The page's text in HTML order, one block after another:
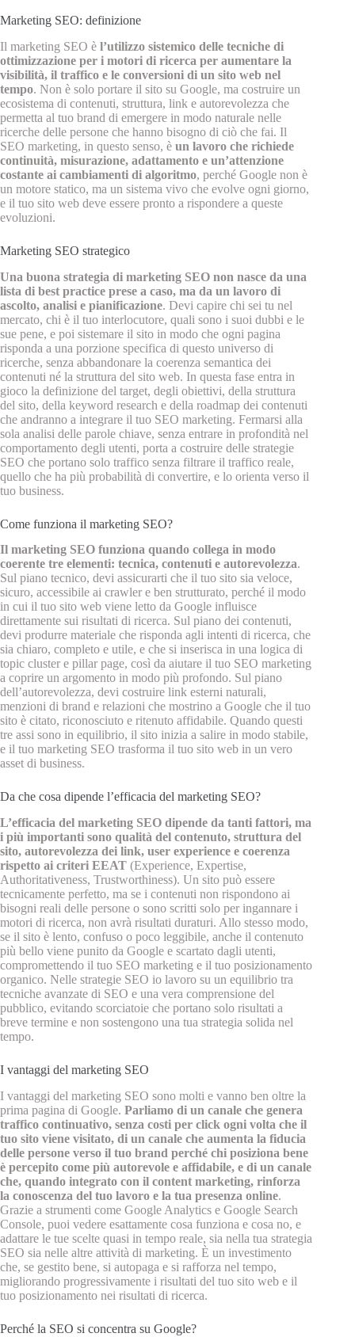
Marketing SEO: definizione
Il marketing SEO è l’utilizzo sistemico delle tecniche di
ottimizzazione per i motori di ricerca per aumentare la
visibilità, il traffico e le conversioni di un sito web nel
tempo. Non è solo portare il sito su Google, ma costruire un
ecosistema di contenuti, struttura, link e autorevolezza che
permetta al tuo brand di emergere in modo naturale nelle
ricerche delle persone che hanno bisogno di ciò che fai. Il
SEO marketing, in questo senso, è un lavoro che richiede
continuità, misurazione, adattamento e un’attenzione
costante ai cambiamenti di algoritmo, perché Google non è
un motore statico, ma un sistema vivo che evolve ogni giorno,
e il tuo sito web deve essere pronto a rispondere a queste
evoluzioni.
Marketing SEO strategico
Una buona strategia di marketing SEO non nasce da una
lista di best practice prese a caso, ma da un lavoro di
ascolto, analisi e pianificazione. Devi capire chi sei tu nel
mercato, chi è il tuo interlocutore, quali sono i suoi dubbi e le
sue pene, e poi sistemare il sito in modo che ogni pagina
risponda a una porzione specifica di questo universo di
ricerche, senza abbandonare la coerenza semantica dei
contenuti né la struttura del sito web. In questa fase entra in
gioco la definizione del target, degli obiettivi, della struttura
del sito, della keyword research e della roadmap dei contenuti
che andranno a integrare il tuo SEO marketing. Fermarsi alla
sola analisi delle parole chiave, senza entrare in profondità nel
comportamento degli utenti, porta a costruire delle strategie
SEO che portano solo traffico senza filtrare il traffico reale,
quello che ha più probabilità di convertire, e lo orienta verso il
tuo business.
Come funziona il marketing SEO?
Il marketing SEO funziona quando collega in modo
coerente tre elementi: tecnica, contenuti e autorevolezza.
Sul piano tecnico, devi assicurarti che il tuo sito sia veloce,
sicuro, accessibile ai crawler e ben strutturato, perché il modo
in cui il tuo sito web viene letto da Google influisce
direttamente sui risultati di ricerca. Sul piano dei contenuti,
devi produrre materiale che risponda agli intenti di ricerca, che
sia chiaro, completo e utile, e che si inserisca in una logica di
topic cluster e pillar page, così da aiutare il tuo SEO marketing
a coprire un argomento in modo più profondo. Sul piano
dell’autorevolezza, devi costruire link esterni naturali,
menzioni di brand e relazioni che mostrino a Google che il tuo
sito è citato, riconosciuto e ritenuto affidabile. Quando questi
tre assi sono in equilibrio, il sito inizia a salire in modo stabile,
e il tuo marketing SEO trasforma il tuo sito web in un vero
asset di business.
Da che cosa dipende l’efficacia del marketing SEO?
L’efficacia del marketing SEO dipende da tanti fattori, ma
i più importanti sono qualità del contenuto, struttura del
sito, autorevolezza dei link, user experience e coerenza
rispetto ai criteri EEAT (Experience, Expertise,
Authoritativeness, Trustworthiness). Un sito può essere
tecnicamente perfetto, ma se i contenuti non rispondono ai
bisogni reali delle persone o sono scritti solo per ingannare i
motori di ricerca, non avrà risultati duraturi. Allo stesso modo,
se il sito è lento, confuso o poco leggibile, anche il contenuto
più bello viene punito da Google e scartato dagli utenti,
compromettendo il tuo SEO marketing e il tuo posizionamento
organico. Nelle strategie SEO io lavoro su un equilibrio tra
tecniche avanzate di SEO e una vera comprensione del
pubblico, evitando scorciatoie che portano solo risultati a
breve termine e non sostengono una tua strategia solida nel
tempo.
I vantaggi del marketing SEO
I vantaggi del marketing SEO sono molti e vanno ben oltre la
prima pagina di Google. Parliamo di un canale che genera
traffico continuativo, senza costi per click ogni volta che il
tuo sito viene visitato, di un canale che aumenta la fiducia
delle persone verso il tuo brand perché chi posiziona bene
è percepito come più autorevole e affidabile, e di un canale
che, quando integrato con il content marketing, rinforza
la conoscenza del tuo lavoro e la tua presenza online.
Grazie a strumenti come Google Analytics e Google Search
Console, puoi vedere esattamente cosa funziona e cosa no, e
adattare le tue scelte quasi in tempo reale, sia nella tua strategia
SEO sia nelle altre attività di marketing. È un investimento
che, se gestito bene, si autopaga e si rafforza nel tempo,
migliorando progressivamente i risultati del tuo sito web e il
tuo posizionamento nei risultati di ricerca.
Perché la SEO si concentra su Google?